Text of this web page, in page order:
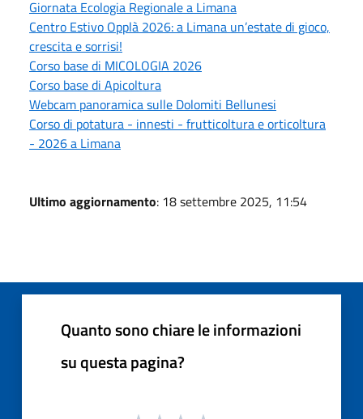
Giornata Ecologia Regionale a Limana
Centro Estivo Opplà 2026: a Limana un’estate di gioco,
crescita e sorrisi!
Corso base di MICOLOGIA 2026
Corso base di Apicoltura
Webcam panoramica sulle Dolomiti Bellunesi
Corso di potatura - innesti - frutticoltura e orticoltura
- 2026 a Limana
Ultimo aggiornamento: 18 settembre 2025, 11:54
Quanto sono chiare le informazioni
su questa pagina?